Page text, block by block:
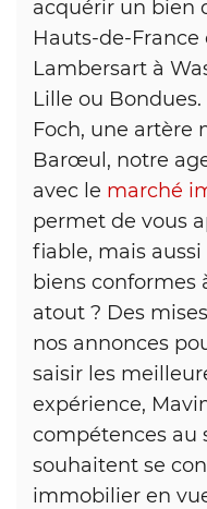
acquérir un bien
Hauts-de-France
Lambersart à
Lille ou
Foch, une artère
Barœul, notre
avec le marché
permet de vous
fiable, mais
biens conformes
atout ? Des
nos annonces
saisir les
expérience,
compétences au
souhaitent se
immobilier en